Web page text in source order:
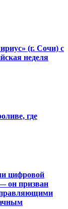
(г. Сочи) с
неделя
где
цифровой
он призван